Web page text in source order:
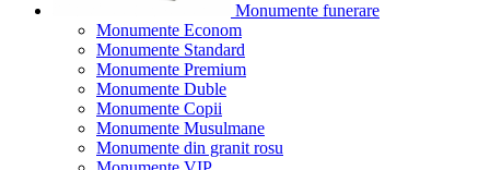
Monumente funerare
Monumente Econom
Monumente Standard
Monumente Premium
Monumente Duble
Monumente Copii
Monumente Musulmane
Monumente din granit rosu